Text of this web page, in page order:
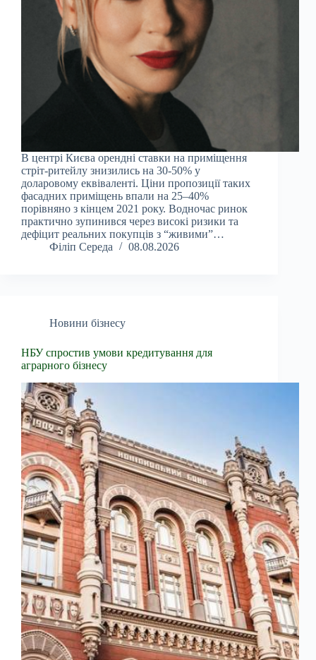
В центрі Києва орендні ставки на приміщення
стріт-ритейлу знизились на 30-50% у
доларовому еквіваленті. Ціни пропозиції таких
фасадних приміщень впали на 25–40%
порівняно з кінцем 2021 року. Водночас ринок
практично зупинився через високі ризики та
дефіцит реальних покупців з “живими”…
Філіп Середа
08.08.2026
Новини бізнесу
НБУ спростив умови кредитування для
аграрного бізнесу